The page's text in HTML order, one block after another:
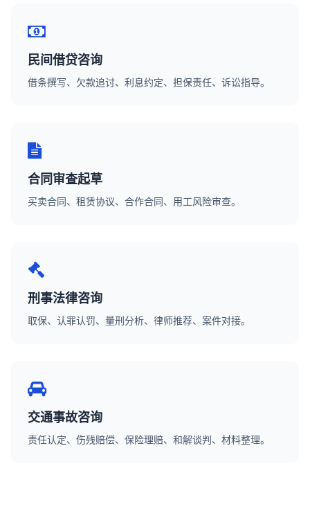
民间借贷咨询
借条撰写、欠款追讨、利息约定、担保责任、诉讼指导。
合同审查起草
买卖合同、租赁协议、合作合同、用工风险审查。
刑事法律咨询
取保、认罪认罚、量刑分析、律师推荐、案件对接。
交通事故咨询
责任认定、伤残赔偿、保险理赔、和解谈判、材料整理。